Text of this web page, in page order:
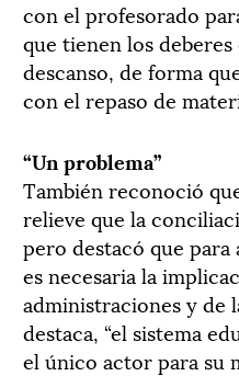
con el profesorado
que tienen los
descanso, de forma
con el repaso de
“Un problema”
También reconoció
relieve que la
pero destacó que para
es necesaria la
administraciones y de
destaca, “el sistema
el único actor para su